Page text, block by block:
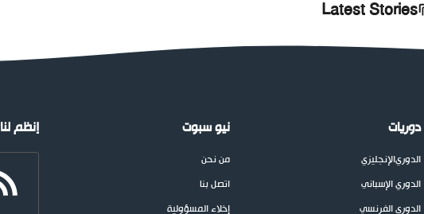
Latest Stories
دوريات
الدوريالإنجليزي
الدوري الإسباني
الدوري الفرنسي
نيو سبوت
من نحن
اتصل بنا
إخلاء المسؤولية
إنظم لنا